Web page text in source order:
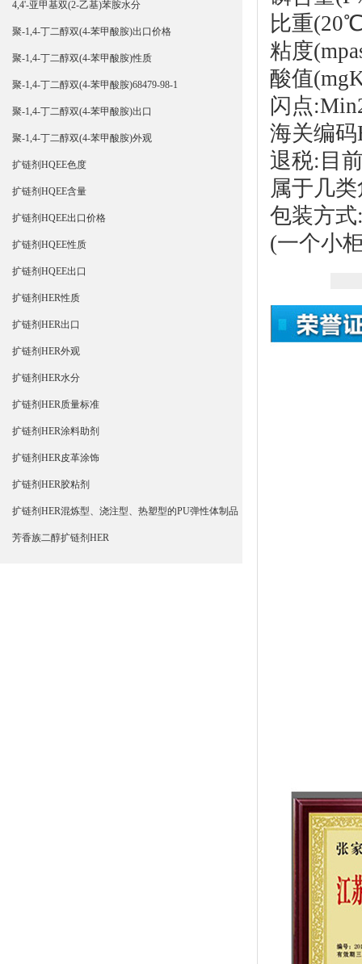
4,4'-亚甲基双(2-乙基)苯胺水分
聚-1,4-丁二醇双(4-苯甲酸胺)出口价格
聚-1,4-丁二醇双(4-苯甲酸胺)性质
聚-1,4-丁二醇双(4-苯甲酸胺)68479-98-1
聚-1,4-丁二醇双(4-苯甲酸胺)出口
聚-1,4-丁二醇双(4-苯甲酸胺)外观
扩链剂HQEE色度
扩链剂HQEE含量
扩链剂HQEE出口价格
扩链剂HQEE性质
扩链剂HQEE出口
扩链剂HER性质
扩链剂HER出口
扩链剂HER外观
扩链剂HER水分
扩链剂HER质量标准
扩链剂HER涂料助剂
扩链剂HER皮革涂饰
扩链剂HER胶粘剂
扩链剂HER混炼型、浇注型、热塑型的PU弹性体制品
芳香族二醇扩链剂HER
比重
粘度
酸值
闪点
海关编码
退税:目
属于几
包装方
(一个小